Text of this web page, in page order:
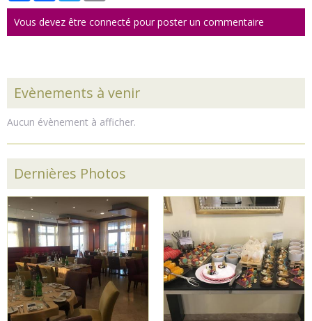
Vous devez être connecté pour poster un commentaire
Evènements à venir
Aucun évènement à afficher.
Dernières Photos